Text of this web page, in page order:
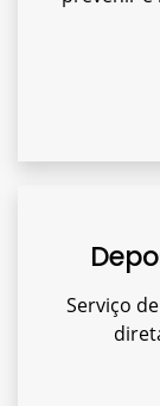
Serviço